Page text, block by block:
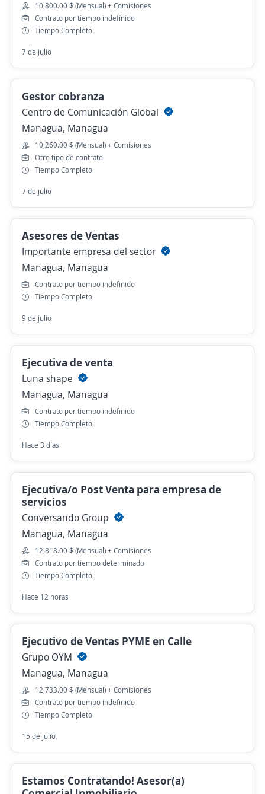
10,800.00 $ (Mensual) + Comisiones
Contrato por tiempo indefinido
Tiempo Completo
7 de julio
Gestor cobranza
Centro de Comunicación Global
Managua, Managua
10,260.00 $ (Mensual) + Comisiones
Otro tipo de contrato
Tiempo Completo
7 de julio
Asesores de Ventas
Importante empresa del sector
Managua, Managua
Contrato por tiempo indefinido
Tiempo Completo
9 de julio
Ejecutiva de venta
Luna shape
Managua, Managua
Contrato por tiempo indefinido
Tiempo Completo
Hace 3 días
Ejecutiva/o Post Venta para empresa de
servicios
Conversando Group
Managua, Managua
12,818.00 $ (Mensual) + Comisiones
Contrato por tiempo determinado
Tiempo Completo
Hace 12 horas
Ejecutivo de Ventas PYME en Calle
Grupo OYM
Managua, Managua
12,733.00 $ (Mensual) + Comisiones
Contrato por tiempo indefinido
Tiempo Completo
15 de julio
Estamos Contratando! Asesor(a)